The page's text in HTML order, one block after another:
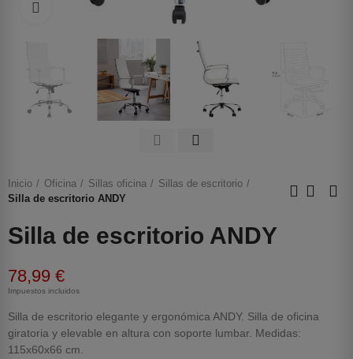
Haga clic para ampliar
Inicio Oficina Sillas oficina
Sillas de escritorio
Silla de escritorio ANDY
Silla de escritorio ANDY
78,99 €
Impuestos incluidos
Silla de escritorio elegante y ergonómica ANDY. Silla de oficina
giratoria y elevable en altura con soporte lumbar. Medidas:
115x60x66 cm.